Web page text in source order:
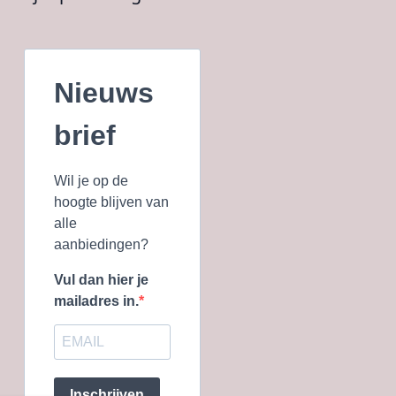
Nieuws
brief
Wil je op de
hoogte blijven van
alle
aanbiedingen?
Vul dan hier je
mailadres in.